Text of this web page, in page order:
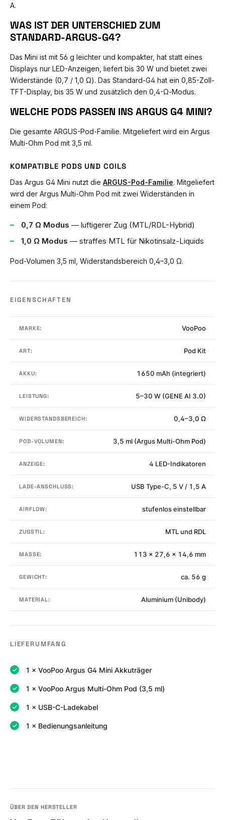
A.
WAS IST DER UNTERSCHIED ZUM
STANDARD-ARGUS-G4?
Das Mini ist mit 56 g leichter und kompakter, hat statt eines
Displays nur LED-Anzeigen, liefert bis 30 W und bietet zwei
Widerstände (0,7 / 1,0 Ω). Das Standard-G4 hat ein 0,85-Zoll-
TFT-Display, bis 35 W und zusätzlich den 0,4-Ω-Modus.
WELCHE PODS PASSEN INS ARGUS G4 MINI?
Die gesamte ARGUS-Pod-Familie. Mitgeliefert wird ein Argus
Multi-Ohm Pod mit 3,5 ml.
KOMPATIBLE PODS UND COILS
Das Argus G4 Mini nutzt die ARGUS-Pod-Familie. Mitgeliefert
wird der Argus Multi-Ohm Pod mit zwei Widerständen in
einem Pod:
0,7 Ω Modus — luftigerer Zug (MTL/RDL-Hybrid)
1,0 Ω Modus — straffes MTL für Nikotinsalz-Liquids
Pod-Volumen 3,5 ml, Widerstandsbereich 0,4–3,0 Ω.
EIGENSCHAFTEN
MARKE: VooPoo
ART: Pod Kit
AKKU: 1650 mAh (integriert)
LEISTUNG: 5–30 W (GENE AI 3.0)
WIDERSTANDSBEREICH: 0,4–3,0 Ω
POD-VOLUMEN: 3,5 ml (Argus Multi-Ohm Pod)
ANZEIGE: 4 LED-Indikatoren
LADE-ANSCHLUSS: USB Type-C, 5 V / 1,5 A
AIRFLOW: stufenlos einstellbar
ZUGSTIL: MTL und RDL
MASSE: 113 × 27,6 × 14,6 mm
GEWICHT: ca. 56 g
MATERIAL: Aluminium (Unibody)
LIEFERUMFANG
1 × VooPoo Argus G4 Mini Akkuträger
1 × VooPoo Argus Multi-Ohm Pod (3,5 ml)
1 × USB-C-Ladekabel
1 × Bedienungsanleitung